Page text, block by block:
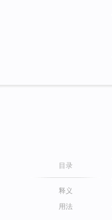
目录
释义
用法